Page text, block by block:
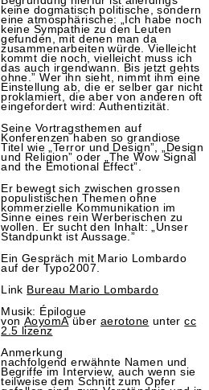
keine dogmatisch politische, sondern
eine atmosphärische: „Ich habe noch
keine Sympathie zu den Leuten
gefunden, mit denen man da
zusammenarbeiten würde. Vielleicht
kommt die noch, vielleicht muss ich
das auch irgendwann. Bis jetzt gehts
ohne.” Wer ihn sieht, nimmt ihm eine
Einstellung ab, die er selber gar nicht
proklamiert, die aber von anderen oft
eingefordert wird: Authentizität.
Seine Vortragsthemen auf
Konferenzen haben so grandiose
Titel wie „Terror und Design”, „Design
und Religion” oder „The Wow Signal
and the Emotional Effect”.
Er bewegt sich zwischen grossen
populistischen Themen ohne
kommerzielle Kommunikation im
Sinne eines rein Werberischen zu
wollen. Er sucht den Inhalt: „Unser
Standpunkt ist Aussage.”
Ein Gespräch mit Mario Lombardo
auf der Typo2007.
Link Bureau Mario Lombardo
Musik: Épilogue
von AoyomAüber aerotone untercc
2.5 lizenz
Anmerkung
nachfolgend erwähnte Namen und
Begriffe im Interview, auch wenn sie
teilweise dem Schnitt zum Opfer